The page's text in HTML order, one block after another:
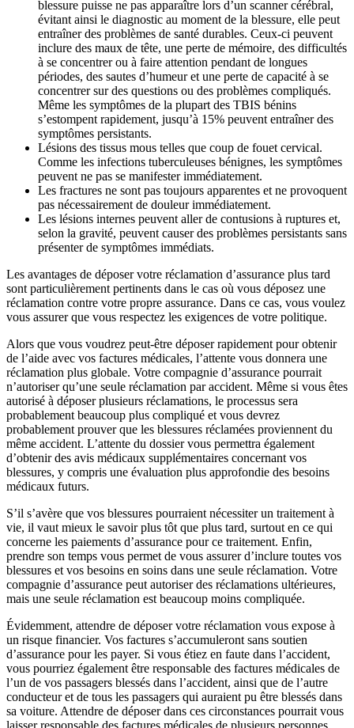
blessure puisse ne pas apparaître lors d’un scanner cérébral,
évitant ainsi le diagnostic au moment de la blessure, elle peut
entraîner des problèmes de santé durables. Ceux-ci peuvent
inclure des maux de tête, une perte de mémoire, des difficultés
à se concentrer ou à faire attention pendant de longues
périodes, des sautes d’humeur et une perte de capacité à se
concentrer sur des questions ou des problèmes compliqués.
Même les symptômes de la plupart des TBIS bénins
s’estompent rapidement, jusqu’à 15% peuvent entraîner des
symptômes persistants.
Lésions des tissus mous telles que coup de fouet cervical.
Comme les infections tuberculeuses bénignes, les symptômes
peuvent ne pas se manifester immédiatement.
Les fractures ne sont pas toujours apparentes et ne provoquent
pas nécessairement de douleur immédiatement.
Les lésions internes peuvent aller de contusions à ruptures et,
selon la gravité, peuvent causer des problèmes persistants sans
présenter de symptômes immédiats.
Les avantages de déposer votre réclamation d’assurance plus tard
sont particulièrement pertinents dans le cas où vous déposez une
réclamation contre votre propre assurance. Dans ce cas, vous voulez
vous assurer que vous respectez les exigences de votre politique.
Alors que vous voudrez peut-être déposer rapidement pour obtenir
de l’aide avec vos factures médicales, l’attente vous donnera une
réclamation plus globale. Votre compagnie d’assurance pourrait
n’autoriser qu’une seule réclamation par accident. Même si vous êtes
autorisé à déposer plusieurs réclamations, le processus sera
probablement beaucoup plus compliqué et vous devrez
probablement prouver que les blessures réclamées proviennent du
même accident. L’attente du dossier vous permettra également
d’obtenir des avis médicaux supplémentaires concernant vos
blessures, y compris une évaluation plus approfondie des besoins
médicaux futurs.
S’il s’avère que vos blessures pourraient nécessiter un traitement à
vie, il vaut mieux le savoir plus tôt que plus tard, surtout en ce qui
concerne les paiements d’assurance pour ce traitement. Enfin,
prendre son temps vous permet de vous assurer d’inclure toutes vos
blessures et vos besoins en soins dans une seule réclamation. Votre
compagnie d’assurance peut autoriser des réclamations ultérieures,
mais une seule réclamation est beaucoup moins compliquée.
Évidemment, attendre de déposer votre réclamation vous expose à
un risque financier. Vos factures s’accumuleront sans soutien
d’assurance pour les payer. Si vous étiez en faute dans l’accident,
vous pourriez également être responsable des factures médicales de
l’un de vos passagers blessés dans l’accident, ainsi que de l’autre
conducteur et de tous les passagers qui auraient pu être blessés dans
sa voiture. Attendre de déposer dans ces circonstances pourrait vous